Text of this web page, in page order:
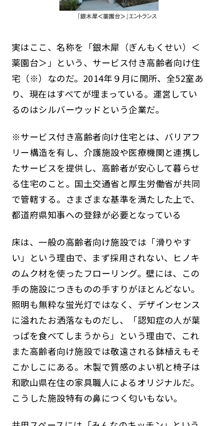
実はここ、名称を「銀木犀（ぎんもくせい）＜
薬園台＞」という、サービス付き高齢者向け住
宅（※）なのだ。2014年９月に開所、全52室あ
り、現在はすべてが埋まっている。運営してい
るのはシルバーウッドという企業だ。
※サービス付き高齢者向け住宅とは、バリアフ
リー構造を有し、介護施設や医療機関と連携し
たサービスを提供し、高齢者が安心して暮らせ
る住宅のこと。国土交通省と厚生労働省が共同
で管轄する。さまざまな基準を満たした上で、
都道府県知事への登録が必要となっている
床は、一般の高齢者向け施設では「滑りやす
い」という理由で、まず採用されない、ヒノキ
のムク材を使ったフローリング。壁には、この
手の施設につきものの手すりがほとんどない。
照明も無粋な蛍光灯ではなく、デザインセンス
に溢れたお洒落なものだし、「認知症の人が葉
っぱを食べてしまうから」という理由で、これ
また高齢者向け施設では敬遠される鉢植えもそ
こかしこにある。木製で質感のよい机と椅子は
和歌山県在住の家具職人によるオリジナルだ。
こうした施設特有の鼻につく匂いもない。